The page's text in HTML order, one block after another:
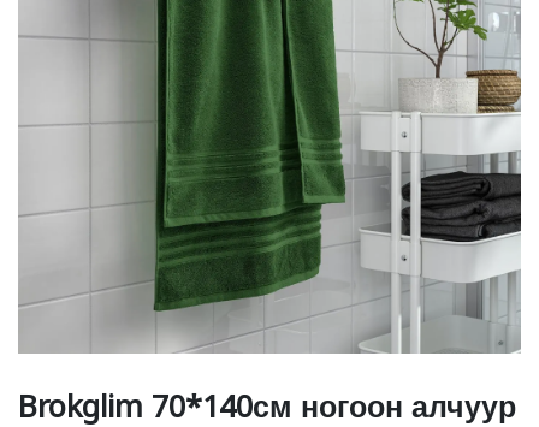
Brokglim 70*140см ногоон алчуур